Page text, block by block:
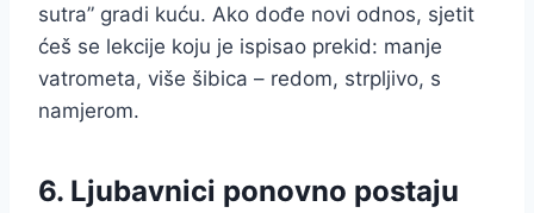
sutra” gradi kuću. Ako dođe novi odnos, sjetit
ćeš se lekcije koju je ispisao prekid: manje
vatrometa, više šibica – redom, strpljivo, s
namjerom.
6. Ljubavnici ponovno postaju